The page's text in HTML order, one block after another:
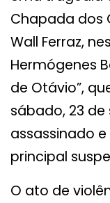
Chapada dos
Wall Ferraz,
Hermógenes
de Otávio”,
sábado, 23
assassinado
principal
O ato de